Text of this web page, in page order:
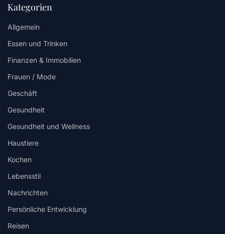
Kategorien
Allgemein
Essen und Trinken
Finanzen & Immobilien
Frauen / Mode
Geschäft
Gesundheit
Gesundheit und Wellness
Haustiere
Kochen
Lebensstil
Nachrichten
Persönliche Entwicklung
Reisen